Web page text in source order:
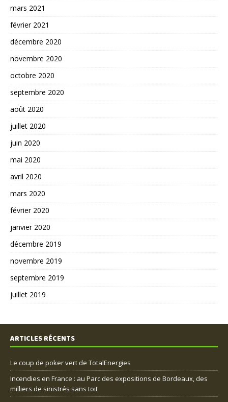
mars 2021
février 2021
décembre 2020
novembre 2020
octobre 2020
septembre 2020
août 2020
juillet 2020
juin 2020
mai 2020
avril 2020
mars 2020
février 2020
janvier 2020
décembre 2019
novembre 2019
septembre 2019
juillet 2019
ARTICLES RÉCENTS
Le coup de poker vert de TotalEnergies
Incendies en France : au Parc des expositions de Bordeaux, des
milliers de sinistrés sans toit